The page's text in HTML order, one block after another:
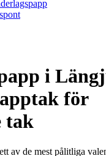
i
för
tak
av de mest pålitliga